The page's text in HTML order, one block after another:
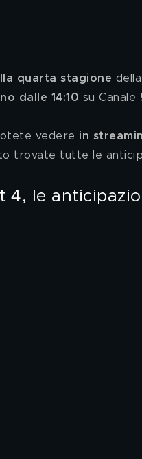
quarta stagione della
dalle 14:10 su Canale
vedere in
trovate tutte le
4, le